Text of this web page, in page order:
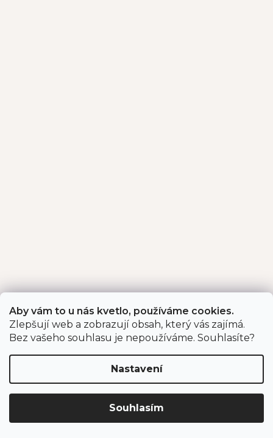
Aby vám to u nás kvetlo, používáme cookies.
Zlepšují web a zobrazují obsah, který vás zajímá.
Bez vašeho souhlasu je nepoužíváme. Souhlasíte?
Nastavení
Souhlasím